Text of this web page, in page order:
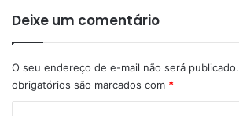
Deixe um comentário
O seu endereço de e-mail não será publicado.
obrigatórios são marcados com *